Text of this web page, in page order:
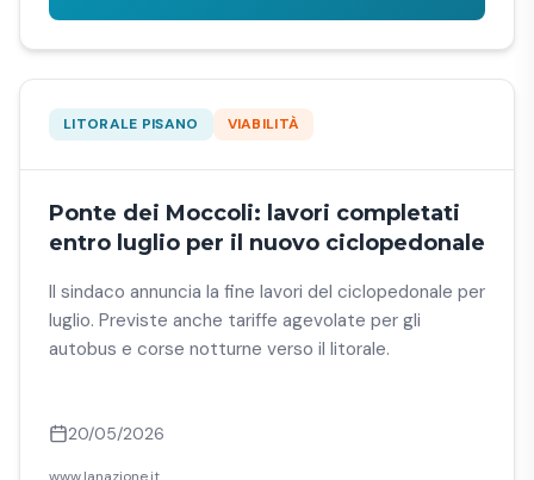
LITORALE PISANO VIABILITÀ
Ponte dei Moccoli: lavori completati
entro luglio per il nuovo ciclopedonale
Il sindaco annuncia la fine lavori del ciclopedonale per
luglio. Previste anche tariffe agevolate per gli
autobus e corse notturne verso il litorale.
20/05/2026